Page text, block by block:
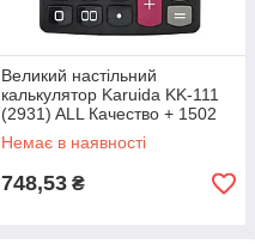
Великий настільний
калькулятор Karuida KK-111
(2931) ALL Качество + 1502
Немає в наявності
748,53 ₴